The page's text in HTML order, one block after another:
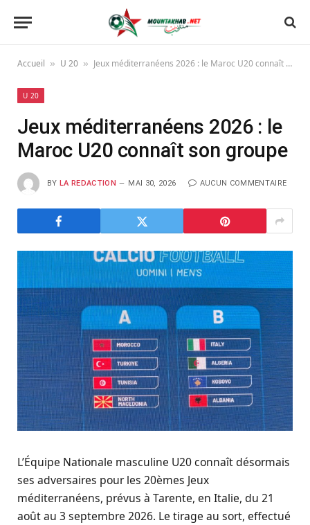
Accueil » U 20 » Jeux méditerranéens 2026 : le Maroc U20 connaît son groupe
U 20
Jeux méditerranéens 2026 : le
Maroc U20 connaît son groupe
BY LA REDACTION MAI 30, 2026 AUCUN COMMENTAIRE
L’Équipe Nationale masculine U20 connaît désormais
ses adversaires pour les 20èmes Jeux
méditerranéens, prévus à Tarente, en Italie, du 21
août au 3 septembre 2026. Le tirage au sort, effectué